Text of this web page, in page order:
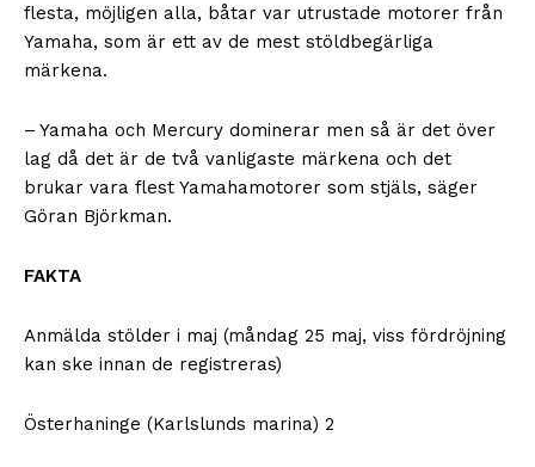
flesta, möjligen alla, båtar var utrustade motorer från
Yamaha, som är ett av de mest stöldbegärliga
märkena.
– Yamaha och Mercury dominerar men så är det över
lag då det är de två vanligaste märkena och det
brukar vara flest Yamahamotorer som stjäls, säger
Göran Björkman.
FAKTA
Anmälda stölder i maj (måndag 25 maj, viss fördröjning
kan ske innan de registreras)
Österhaninge (Karlslunds marina) 2